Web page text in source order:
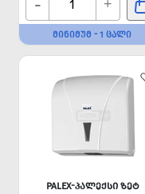
+
ᲛᲘᲜᲘᲛᲣᲛ - 1 ᲪᲐᲚᲘ
PALEX-ᲞᲐᲚᲔᲥᲡᲘ ᲖᲔᲢ